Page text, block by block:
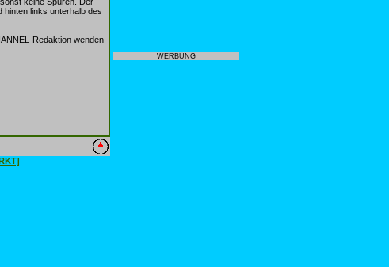
links unterhalb des
Redaktion wenden
WERBUNG